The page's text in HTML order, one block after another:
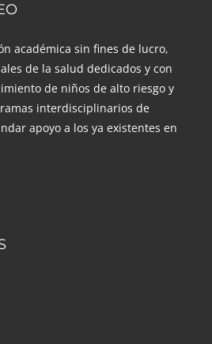
académica sin fines de lucro,
de la salud dedicados y con
de niños de alto riesgo y
interdisciplinarios de
apoyo a los ya existentes en